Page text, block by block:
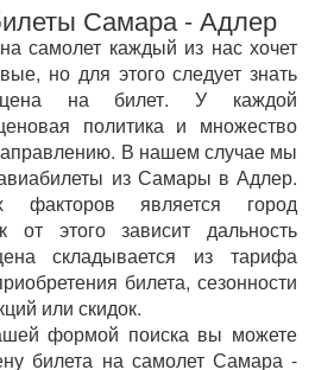
Самара - Адлер
самолет каждый из нас хочет
но для этого следует знать
цена на билет. У каждой
политика и множество
В нашем случае мы
из Самары в Адлер.
является город
от этого зависит дальность
складывается из тарифа
билета, сезонности
или скидок.
формой поиска вы можете
билета на самолет Самара -